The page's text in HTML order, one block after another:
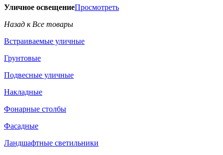
Уличное освещениеПросмотреть
Назад к Все товары
Встраиваемые уличные
Грунтовые
Подвесные уличные
Накладные
Фонарные столбы
Фасадные
Ландшафтные светильники